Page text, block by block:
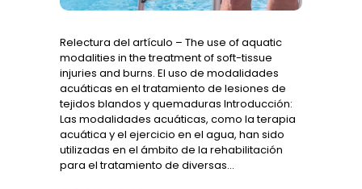
Relectura del artículo – The use of aquatic
modalities in the treatment of soft-tissue
injuries and burns. El uso de modalidades
acuáticas en el tratamiento de lesiones de
tejidos blandos y quemaduras Introducción:
Las modalidades acuáticas, como la terapia
acuática y el ejercicio en el agua, han sido
utilizadas en el ámbito de la rehabilitación
para el tratamiento de diversas…